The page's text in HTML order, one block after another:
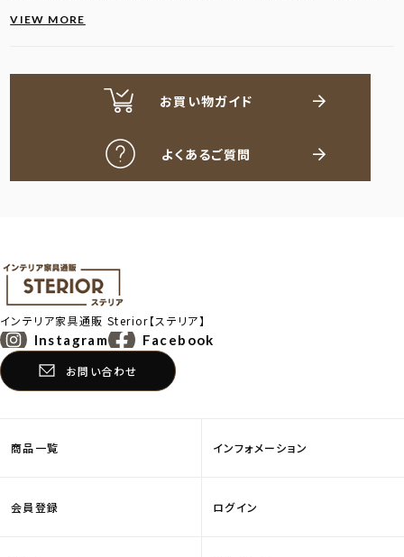
VIEW MORE
お買い物ガイド
よくあるご質問
インテリア家具通販Sterior【ステリア】
Instagram Facebook
お問い合わせ
商品一覧 インフォメーション
会員登録 ログイン